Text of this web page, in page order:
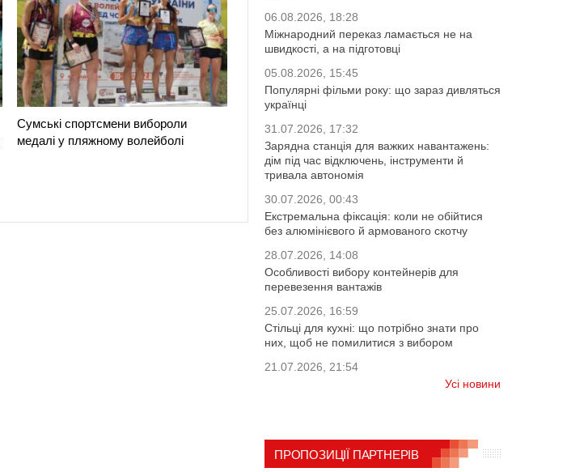
Сумські спортсмени вибороли
медалі у пляжному волейболі
06.08.2026, 18:28
Міжнародний переказ ламається не на
швидкості, а на підготовці
05.08.2026, 15:45
Популярні фільми року: що зараз дивляться
українці
31.07.2026, 17:32
Зарядна станція для важких навантажень:
дім під час відключень, інструменти й
тривала автономія
30.07.2026, 00:43
Екстремальна фіксація: коли не обійтися
без алюмінієвого й армованого скотчу
28.07.2026, 14:08
Особливості вибору контейнерів для
перевезення вантажів
25.07.2026, 16:59
Стільці для кухні: що потрібно знати про
них, щоб не помилитися з вибором
21.07.2026, 21:54
Усі новини
ПРОПОЗИЦІЇ ПАРТНЕРІВ